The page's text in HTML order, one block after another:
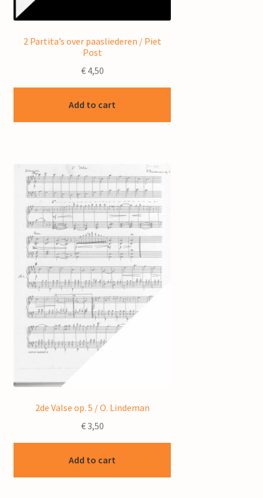
2 Partita’s over paasliederen / Piet
Post
€4,50
Add to cart
2de Valse op. 5 / O. Lindeman
€3,50
Add to cart